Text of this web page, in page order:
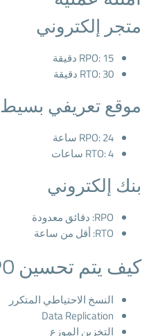
متجر إلكتروني
RPO: 15 دقيقة
RTO: 30 دقيقة
موقع تعريفي بسيط
RPO: 24 ساعة
RTO: 4 ساعات
بنك إلكتروني
RPO: دقائق معدودة
RTO: أقل من ساعة
كيف يتم تحسين RPO؟
النسخ الاحتياطي المتكرر
Data Replication
التخزين الموزع